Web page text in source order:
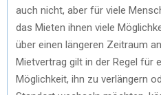
auch nicht, aber für viele
das Mieten ihnen viele
über einen längeren Zeitraum
Mietvertrag gilt in der Regel für
Möglichkeit, ihn zu verlängern